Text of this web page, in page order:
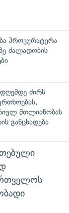
პროკურატურა
ძალადობის
ძირს
მთლიანობას
განცხადება